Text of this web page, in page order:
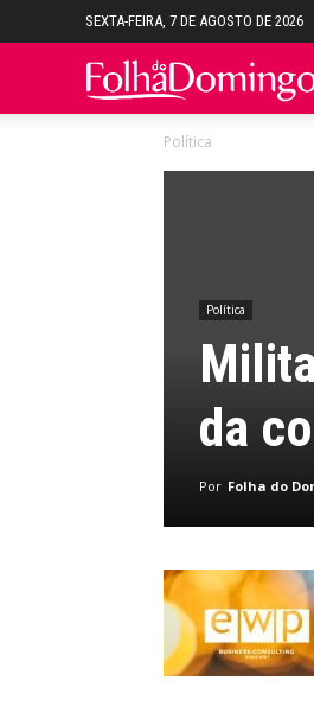
SEXTA-FEIRA, 7 DE AGOSTO DE 2026
Política
Política
da
Por Folha do